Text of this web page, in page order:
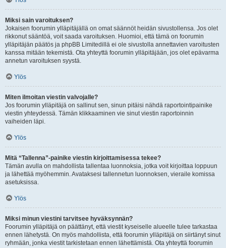
Miksi sain varoituksen?
Jokaisen foorumin ylläpitäjällä on omat säännöt heidän sivustollensa. Jos olet
rikkonut sääntöä, voit saada varoituksen. Huomioi, että tämä on foorumin
ylläpitäjän päätös ja phpBB Limitedillä ei ole sivustolla annettavien varoitusten
kanssa mitään tekemistä. Ota yhteyttä foorumin ylläpitäjään, jos olet epävarma
annetun varoituksen syystä.
Ylös
Miten ilmoitan viestin valvojalle?
Jos foorumin ylläpitäjä on sallinut sen, sinun pitäisi nähdä raportointipainike
viestin yhteydessä. Tämän klikkaaminen vie sinut viestin raportoinnin
vaiheiden läpi.
Ylös
Mitä “Tallenna”-painike viestin kirjoittamisessa tekee?
Tämän avulla on mahdollista tallentaa luonnoksia, jotka voit kirjoittaa loppuun
ja lähettää myöhemmin. Avataksesi tallennetun luonnoksen, vieraile komissa
asetuksissa.
Ylös
Miksi minun viestini tarvitsee hyväksynnän?
Foorumin ylläpitäjä on päättänyt, että viestit kyseiselle alueelle tulee tarkastaa
ennen lähetystä. On myös mahdollista, että foorumin ylläpitäjä on siirtänyt sinut
ryhmään, jonka viestit tarkistetaan ennen lähettämistä. Ota yhteyttä foorumin